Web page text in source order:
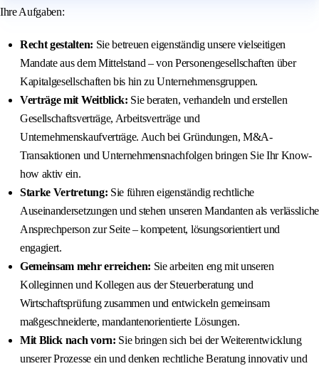
Ihre Aufgaben:
Recht gestalten: Sie betreuen eigenständig unsere vielseitigen
Mandate aus dem Mittelstand – von Personengesellschaften über
Kapitalgesellschaften bis hin zu Unternehmensgruppen.
Verträge mit Weitblick: Sie beraten, verhandeln und erstellen
Gesellschaftsverträge, Arbeitsverträge und
Unternehmenskaufverträge. Auch bei Gründungen, M&A-
Transaktionen und Unternehmensnachfolgen bringen Sie Ihr Know-
how aktiv ein.
Starke Vertretung: Sie führen eigenständig rechtliche
Auseinandersetzungen und stehen unseren Mandanten als verlässliche
Ansprechperson zur Seite – kompetent, lösungsorientiert und
engagiert.
Gemeinsam mehr erreichen: Sie arbeiten eng mit unseren
Kolleginnen und Kollegen aus der Steuerberatung und
Wirtschaftsprüfung zusammen und entwickeln gemeinsam
maßgeschneiderte, mandantenorientierte Lösungen.
Mit Blick nach vorn: Sie bringen sich bei der Weiterentwicklung
unserer Prozesse ein und denken rechtliche Beratung innovativ und